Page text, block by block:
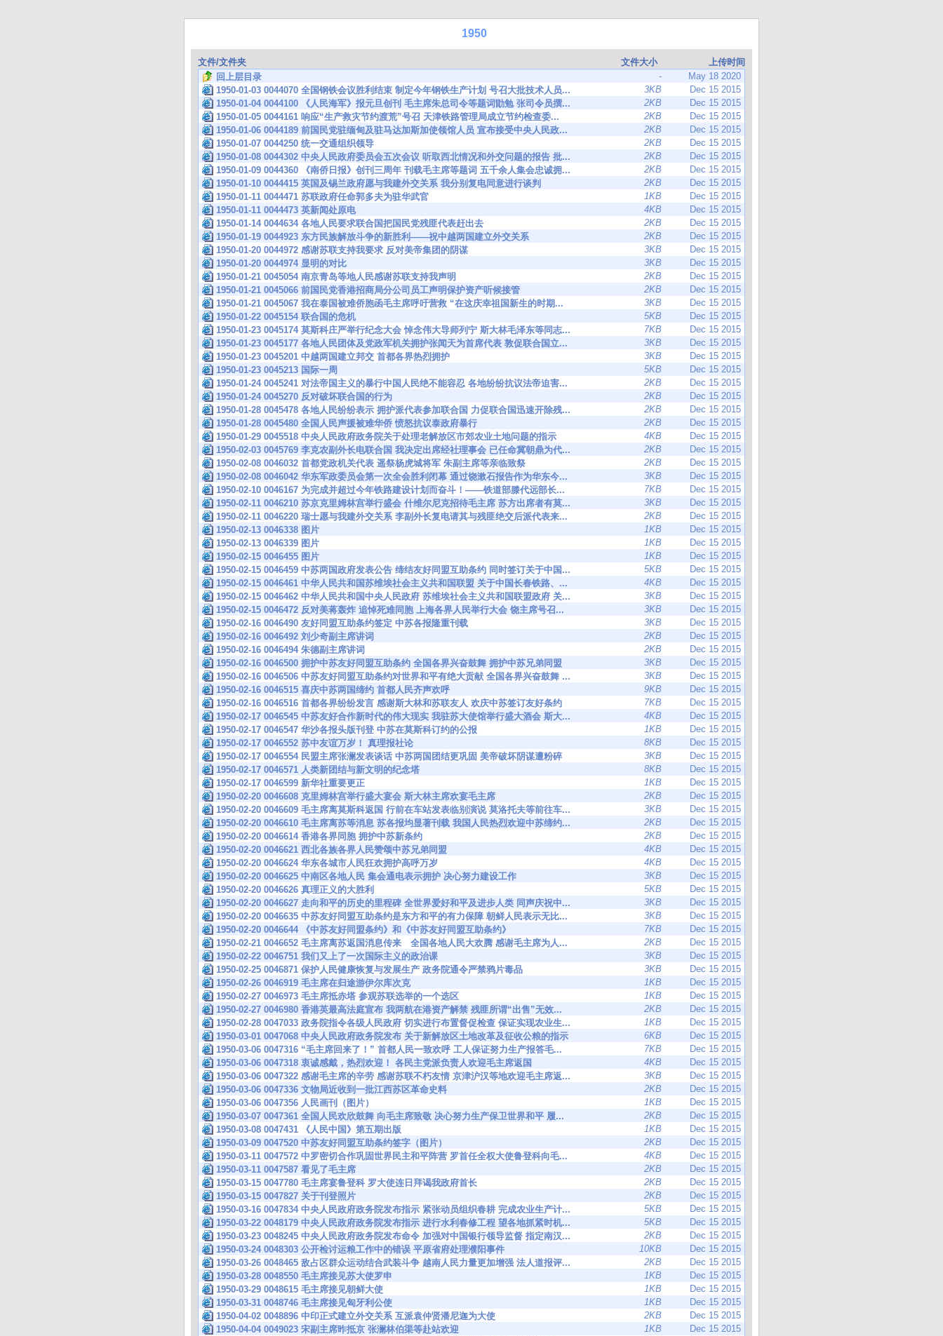
1950
文件/文件夹 文件大小
上传时间
回上层目录
-
May 18 2020
1950-01-03 0044070 全国钢铁会议胜利结束 制定今年钢铁生产计划 号召大批技术人员...
3KB
Dec 15 2015
1950-01-04 0044100 《人民海军》报元旦创刊 毛主席朱总司令等题词勖勉 张司令员撰...
2KB
Dec 15 2015
1950-01-05 0044161 响应“生产救灾节约渡荒”号召 天津铁路管理局成立节约检查委...
2KB
Dec 15 2015
1950-01-06 0044189 前国民党驻缅甸及驻马达加斯加使领馆人员 宣布接受中央人民政...
2KB
Dec 15 2015
1950-01-07 0044250 统一交通组织领导
2KB
Dec 15 2015
1950-01-08 0044302 中央人民政府委员会五次会议 听取西北情况和外交问题的报告 批...
2KB
Dec 15 2015
1950-01-09 0044360 《南侨日报》创刊三周年 刊载毛主席等题词 五千余人集会忠诚拥...
2KB
Dec 15 2015
1950-01-10 0044415 英国及锡兰政府愿与我建外交关系 我分别复电同意进行谈判
2KB
Dec 15 2015
1950-01-11 0044471 苏联政府任命郭多夫为驻华武官
1KB
Dec 15 2015
1950-01-11 0044473 英新闻处原电
4KB
Dec 15 2015
1950-01-14 0044634 各地人民要求联合国把国民党残匪代表赶出去
2KB
Dec 15 2015
1950-01-19 0044923 东方民族解放斗争的新胜利——祝中越两国建立外交关系
2KB
Dec 15 2015
1950-01-20 0044972 感谢苏联支持我要求 反对美帝集团的阴谋
3KB
Dec 15 2015
1950-01-20 0044974 显明的对比
3KB
Dec 15 2015
1950-01-21 0045054 南京青岛等地人民感谢苏联支持我声明
2KB
Dec 15 2015
1950-01-21 0045066 前国民党香港招商局分公司员工声明保护资产听候接管
2KB
Dec 15 2015
1950-01-21 0045067 我在泰国被难侨胞函毛主席呼吁营救 “在这庆幸祖国新生的时期...
3KB
Dec 15 2015
1950-01-22 0045154 联合国的危机
5KB
Dec 15 2015
1950-01-23 0045174 莫斯科庄严举行纪念大会 悼念伟大导师列宁 斯大林毛泽东等同志...
7KB
Dec 15 2015
1950-01-23 0045177 各地人民团体及党政军机关拥护张闻天为首席代表 敦促联合国立...
3KB
Dec 15 2015
1950-01-23 0045201 中越两国建立邦交 首都各界热烈拥护
3KB
Dec 15 2015
1950-01-23 0045213 国际一周
5KB
Dec 15 2015
1950-01-24 0045241 对法帝国主义的暴行中国人民绝不能容忍 各地纷纷抗议法帝迫害...
2KB
Dec 15 2015
1950-01-24 0045270 反对破坏联合国的行为
2KB
Dec 15 2015
1950-01-28 0045478 各地人民纷纷表示 拥护派代表参加联合国 力促联合国迅速开除残...
2KB
Dec 15 2015
1950-01-28 0045480 全国人民声援被难华侨 愤怒抗议泰政府暴行
2KB
Dec 15 2015
1950-01-29 0045518 中央人民政府政务院关于处理老解放区市郊农业土地问题的指示
4KB
Dec 15 2015
1950-02-03 0045769 李克农副外长电联合国 我决定出席经社理事会 已任命冀朝鼎为代...
2KB
Dec 15 2015
1950-02-08 0046032 首都党政机关代表 遥祭杨虎城将军 朱副主席等亲临致祭
2KB
Dec 15 2015
1950-02-08 0046042 华东军政委员会第一次全会胜利闭幕 通过饶漱石报告作为华东今...
3KB
Dec 15 2015
1950-02-10 0046167 为完成并超过今年铁路建设计划而奋斗！——铁道部滕代远部长...
7KB
Dec 15 2015
1950-02-11 0046210 苏京克里姆林宫举行盛会 什维尔尼克招待毛主席 苏方出席者有莫...
3KB
Dec 15 2015
1950-02-11 0046220 瑞士愿与我建外交关系 李副外长复电请其与残匪绝交后派代表来...
2KB
Dec 15 2015
1950-02-13 0046338 图片
1KB
Dec 15 2015
1950-02-13 0046339 图片
1KB
Dec 15 2015
1950-02-15 0046455 图片
1KB
Dec 15 2015
1950-02-15 0046459 中苏两国政府发表公告 缔结友好同盟互助条约 同时签订关于中国...
5KB
Dec 15 2015
1950-02-15 0046461 中华人民共和国苏维埃社会主义共和国联盟 关于中国长春铁路、...
4KB
Dec 15 2015
1950-02-15 0046462 中华人民共和国中央人民政府 苏维埃社会主义共和国联盟政府 关...
3KB
Dec 15 2015
1950-02-15 0046472 反对美蒋轰炸 追悼死难同胞 上海各界人民举行大会 饶主席号召...
3KB
Dec 15 2015
1950-02-16 0046490 友好同盟互助条约签定 中苏各报隆重刊载
3KB
Dec 15 2015
1950-02-16 0046492 刘少奇副主席讲词
2KB
Dec 15 2015
1950-02-16 0046494 朱德副主席讲词
2KB
Dec 15 2015
1950-02-16 0046500 拥护中苏友好同盟互助条约 全国各界兴奋鼓舞 拥护中苏兄弟同盟
3KB
Dec 15 2015
1950-02-16 0046506 中苏友好同盟互助条约对世界和平有绝大贡献 全国各界兴奋鼓舞 ...
3KB
Dec 15 2015
1950-02-16 0046515 喜庆中苏两国缔约 首都人民齐声欢呼
9KB
Dec 15 2015
1950-02-16 0046516 首都各界纷纷发言 感谢斯大林和苏联友人 欢庆中苏签订友好条约
7KB
Dec 15 2015
1950-02-17 0046545 中苏友好合作新时代的伟大现实 我驻苏大使馆举行盛大酒会 斯大...
4KB
Dec 15 2015
1950-02-17 0046547 华沙各报头版刊登 中苏在莫斯科订约的公报
1KB
Dec 15 2015
1950-02-17 0046552 苏中友谊万岁！ 真理报社论
8KB
Dec 15 2015
1950-02-17 0046554 民盟主席张澜发表谈话 中苏两国团结更巩固 美帝破坏阴谋遭粉碎
3KB
Dec 15 2015
1950-02-17 0046571 人类新团结与新文明的纪念塔
8KB
Dec 15 2015
1950-02-17 0046599 新华社重要更正
1KB
Dec 15 2015
1950-02-20 0046608 克里姆林宫举行盛大宴会 斯大林主席欢宴毛主席
2KB
Dec 15 2015
1950-02-20 0046609 毛主席离莫斯科返国 行前在车站发表临别演说 莫洛托夫等前往车...
3KB
Dec 15 2015
1950-02-20 0046610 毛主席离苏等消息 苏各报均显著刊载 我国人民热烈欢迎中苏缔约...
2KB
Dec 15 2015
1950-02-20 0046614 香港各界同胞 拥护中苏新条约
2KB
Dec 15 2015
1950-02-20 0046621 西北各族各界人民赞颂中苏兄弟同盟
4KB
Dec 15 2015
1950-02-20 0046624 华东各城市人民狂欢拥护高呼万岁
4KB
Dec 15 2015
1950-02-20 0046625 中南区各地人民 集会通电表示拥护 决心努力建设工作
3KB
Dec 15 2015
1950-02-20 0046626 真理正义的大胜利
5KB
Dec 15 2015
1950-02-20 0046627 走向和平的历史的里程碑 全世界爱好和平及进步人类 同声庆祝中...
3KB
Dec 15 2015
1950-02-20 0046635 中苏友好同盟互助条约是东方和平的有力保障 朝鲜人民表示无比...
3KB
Dec 15 2015
1950-02-20 0046644 《中苏友好同盟条约》和《中苏友好同盟互助条约》
7KB
Dec 15 2015
1950-02-21 0046652 毛主席离苏返国消息传来 全国各地人民大欢腾 感谢毛主席为人...
2KB
Dec 15 2015
1950-02-22 0046751 我们又上了一次国际主义的政治课
3KB
Dec 15 2015
1950-02-25 0046871 保护人民健康恢复与发展生产 政务院通令严禁鸦片毒品
3KB
Dec 15 2015
1950-02-26 0046919 毛主席在归途游伊尔库次克
1KB
Dec 15 2015
1950-02-27 0046973 毛主席抵赤塔 参观苏联选举的一个选区
1KB
Dec 15 2015
1950-02-27 0046980 香港英最高法庭宣布 我两航在港资产解禁 残匪所谓“出售”无效...
2KB
Dec 15 2015
1950-02-28 0047033 政务院指令各级人民政府 切实进行布置督促检查 保证实现农业生...
1KB
Dec 15 2015
1950-03-01 0047068 中央人民政府政务院发布 关于新解放区土地改革及征收公粮的指示
6KB
Dec 15 2015
1950-03-06 0047316 “毛主席回来了！” 首都人民一致欢呼 工人保证努力生产报答毛...
7KB
Dec 15 2015
1950-03-06 0047318 衷诚感戴，热烈欢迎！ 各民主党派负责人欢迎毛主席返国
4KB
Dec 15 2015
1950-03-06 0047322 感谢毛主席的辛劳 感谢苏联不朽友情 京津沪汉等地欢迎毛主席返...
3KB
Dec 15 2015
1950-03-06 0047336 文物局近收到一批江西苏区革命史料
2KB
Dec 15 2015
1950-03-06 0047356 人民画刊（图片）
1KB
Dec 15 2015
1950-03-07 0047361 全国人民欢欣鼓舞 向毛主席致敬 决心努力生产保卫世界和平 履...
2KB
Dec 15 2015
1950-03-08 0047431 《人民中国》第五期出版
1KB
Dec 15 2015
1950-03-09 0047520 中苏友好同盟互助条约签字（图片）
2KB
Dec 15 2015
1950-03-11 0047572 中罗密切合作巩固世界民主和平阵营 罗首任全权大使鲁登科向毛...
4KB
Dec 15 2015
1950-03-11 0047587 看见了毛主席
2KB
Dec 15 2015
1950-03-15 0047780 毛主席宴鲁登科 罗大使连日拜谒我政府首长
2KB
Dec 15 2015
1950-03-15 0047827 关于刊登照片
2KB
Dec 15 2015
1950-03-16 0047834 中央人民政府政务院发布指示 紧张动员组织春耕 完成农业生产计...
5KB
Dec 15 2015
1950-03-22 0048179 中央人民政府政务院发布指示 进行水利春修工程 望各地抓紧时机...
5KB
Dec 15 2015
1950-03-23 0048245 中央人民政府政务院发布命令 加强对中国银行领导监督 指定南汉...
2KB
Dec 15 2015
1950-03-24 0048303 公开检讨运粮工作中的错误 平原省府处理濮阳事件
10KB
Dec 15 2015
1950-03-26 0048465 敌占区群众运动结合武装斗争 越南人民力量更加增强 法人道报评...
2KB
Dec 15 2015
1950-03-28 0048550 毛主席接见苏大使罗申
1KB
Dec 15 2015
1950-03-29 0048615 毛主席接见朝鲜大使
1KB
Dec 15 2015
1950-03-31 0048746 毛主席接见匈牙利公使
1KB
Dec 15 2015
1950-04-02 0048896 中印正式建立外交关系 互派袁仲贤潘尼迦为大使
2KB
Dec 15 2015
1950-04-04 0049023 宋副主席昨抵京 张澜林伯渠等赴站欢迎
1KB
Dec 15 2015